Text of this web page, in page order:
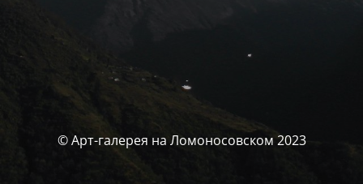
© Арт-галерея на Ломоносовском 2023